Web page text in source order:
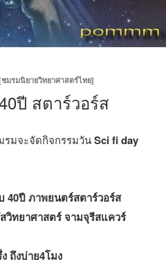
ชมรมนิยายวิทยาศาสตร์ไทย]
ปี สตาร์วอร์ส
รมจะจัดกิจกรรมวันSci fi day
40ปี ภาพยนตร์สตาร์วอร์ส
วิทยาศาสตร์ จามจุรีสแควร์
ถึงบ่าย4โมง